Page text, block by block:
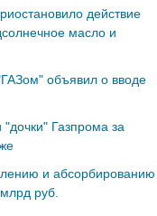
действие
масло и
объявил о вводе
Газпрома за
и абсорбированию
руб.